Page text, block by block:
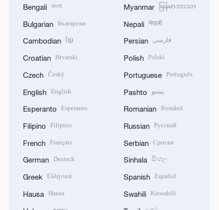
Bengali বাংলা
Bulgarian Български
Cambodian ខ្មែរ
Croatian Hrvatski
Czech Český
English English
Esperanto Esperanto
Filipino Filipino
French Français
German Deutsch
Greek Ελληνικά
Hausa Hausa
Myanmar မြန်မာဘာသာ
Nepali नेपाली
Persian فارسی
Polish Polski
Portuguese Português
Pashto پښتو
Romanian Română
Russian Русский
Serbian Српски
Sinhala සිංහල
Spanish Español
Swahili Kiswahili